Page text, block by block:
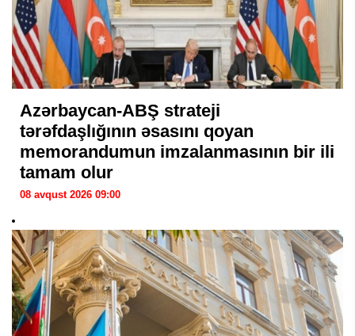
Azərbaycan-ABŞ strateji
tərəfdaşlığının əsasını qoyan
memorandumun imzalanmasının bir ili
tamam olur
08 avqust 2026 09:00